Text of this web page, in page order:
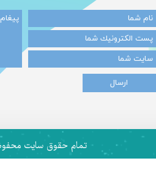
★★
ارسال
تمام حقوق سایت